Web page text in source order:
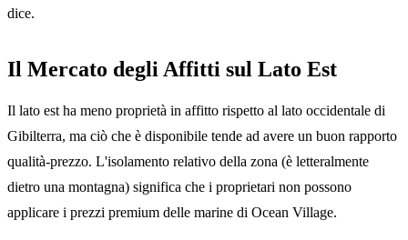
dice.
Il Mercato degli Affitti sul Lato Est
Il lato est ha meno proprietà in affitto rispetto al lato occidentale di
Gibilterra, ma ciò che è disponibile tende ad avere un buon rapporto
qualità-prezzo. L'isolamento relativo della zona (è letteralmente
dietro una montagna) significa che i proprietari non possono
applicare i prezzi premium delle marine di Ocean Village.